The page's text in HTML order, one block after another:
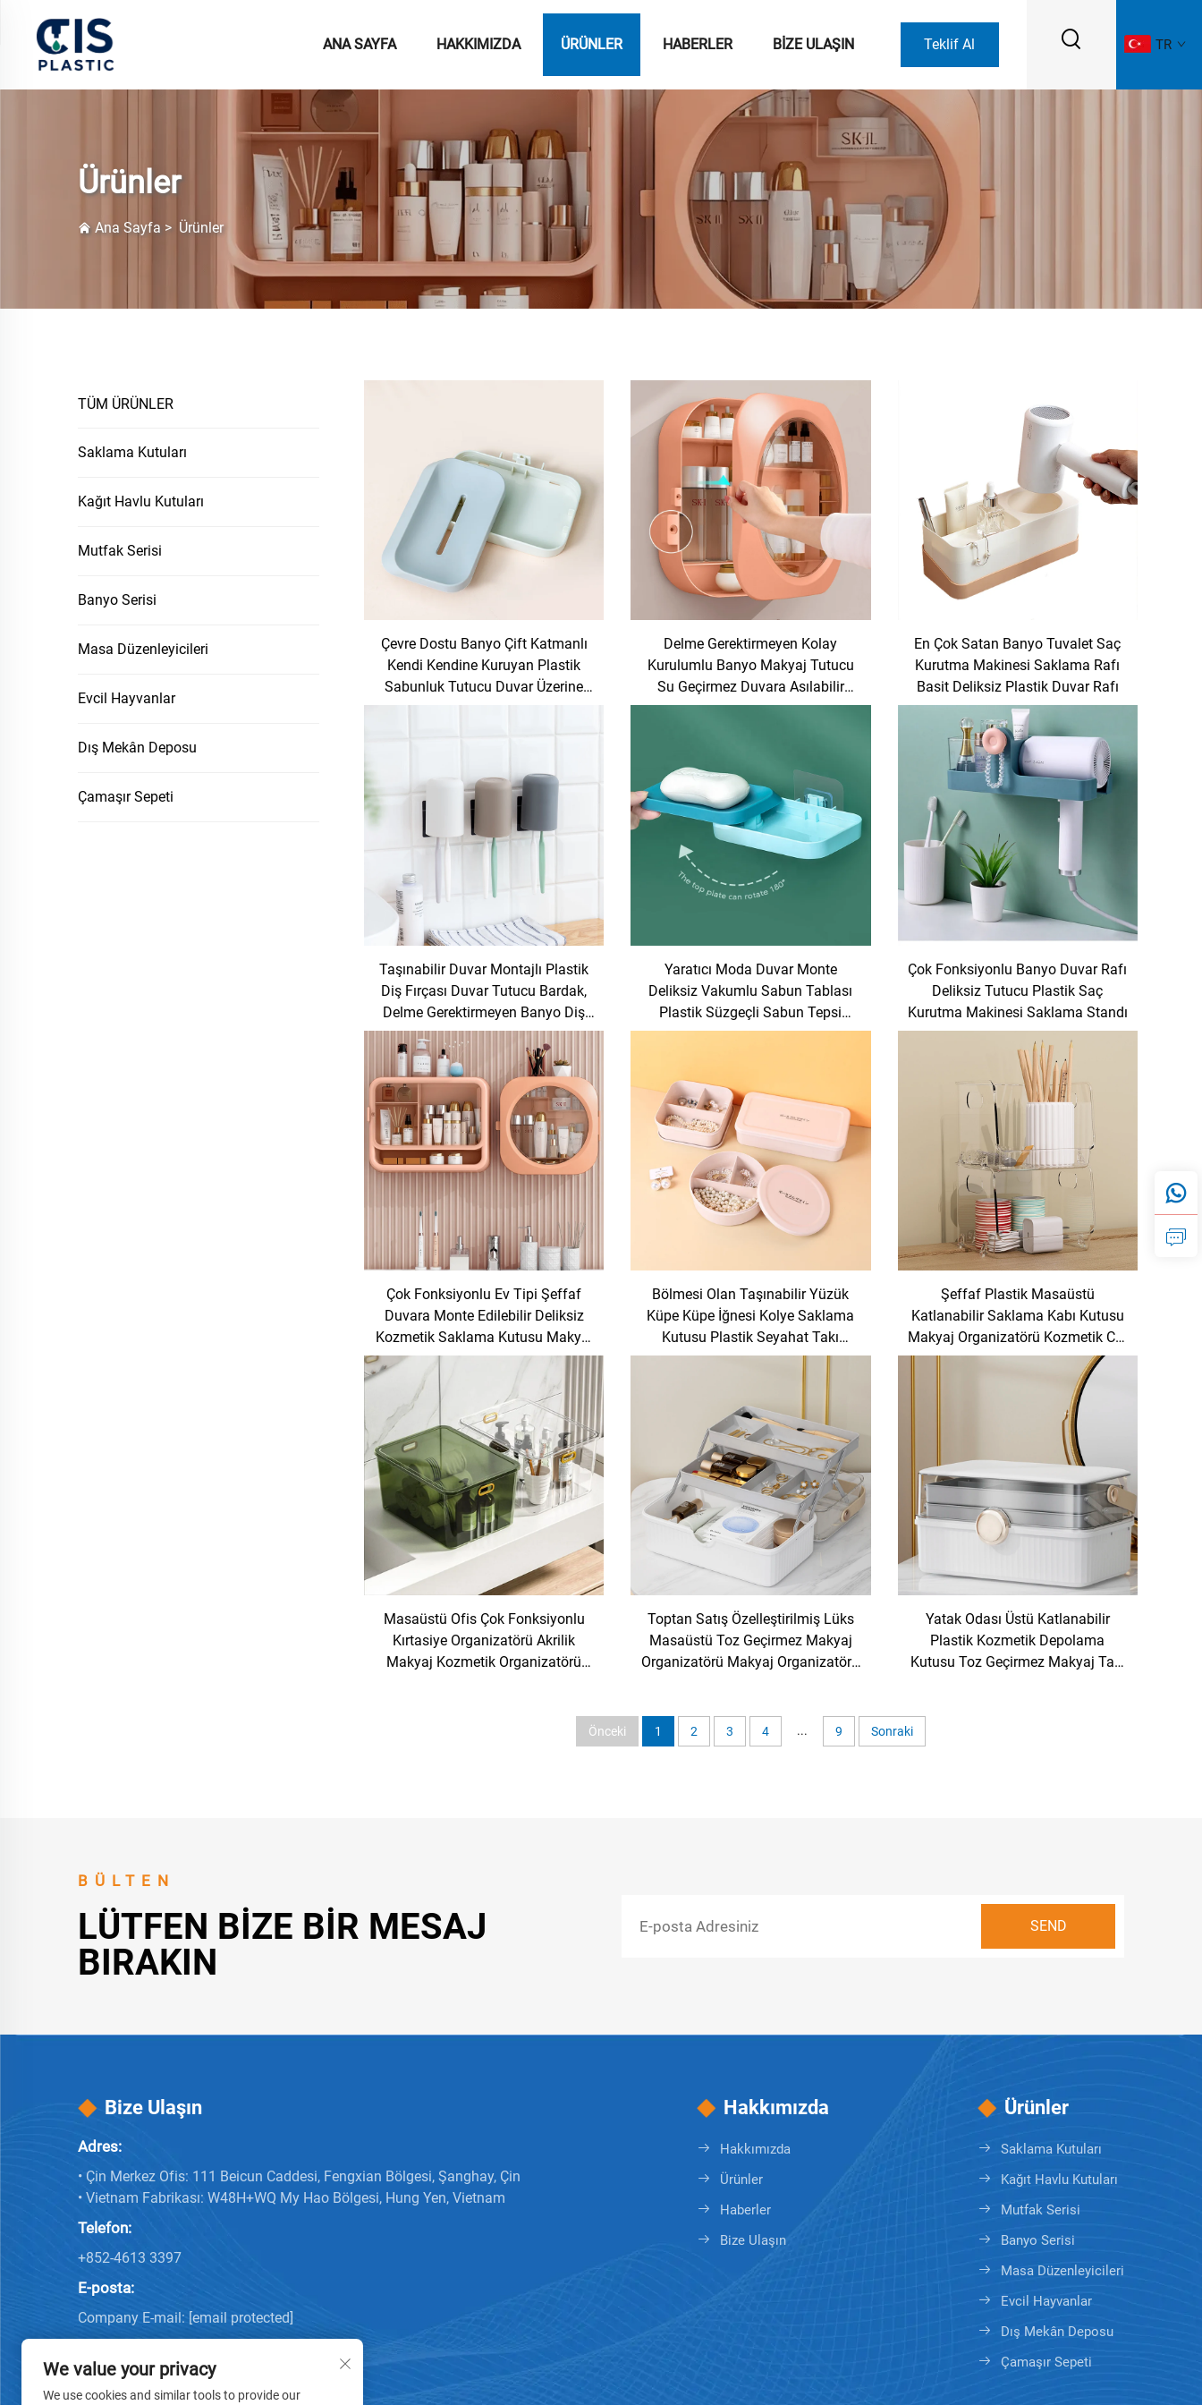
ANA SAYFA HAKKIMIZDA ÜRÜNLER HABERLER BIZE ULAŞIN Teklif Al TR
Ürünler
Ana Sayfa > Ürünler
TÜM ÜRÜNLER
Saklama Kutuları
Kağıt Havlu Kutuları
Mutfak Serisi
Banyo Serisi
Masa Düzenleyicileri
Evcil Hayvanlar
Dış Mekân Deposu
Çamaşır Sepeti
Çevre Dostu Banyo Çift Katmanlı
Kendi Kendine Kuruyan Plastik
Sabunluk Tutucu Duvar Üzerine
Montajlanabilir Sabun Kutusu
Delme Gerektirmeyen Kolay
Kurulumlu Banyo Makyaj Tutucu
Su Geçirmez Duvara Asılabilir
Kozmetik Organizatörü Banyo
En Çok Satan Banyo Tuvalet Saç
Kurutma Makinesi Saklama Rafı
Basit Deliksiz Plastik Duvar Rafı
Taşınabilir Duvar Montajlı Plastik
Diş Fırçası Duvar Tutucu Bardak,
Delme Gerektirmeyen Banyo Diş
Fırçası Tutucu
Yaratıcı Moda Duvar Monte
Deliksiz Vakumlu Sabun Tablası
Plastik Süzgeçli Sabun Tepsi
Tutucu
Çok Fonksiyonlu Banyo Duvar Rafı
Deliksiz Tutucu Plastik Saç
Kurutma Makinesi Saklama Standı
Çok Fonksiyonlu Ev Tipi Şeffaf
Duvara Monte Edilebilir Deliksiz
Kozmetik Saklama Kutusu Makyaj
Organizatörü
Bölmesi Olan Taşınabilir Yüzük
Küpe Küpe İğnesi Kolye Saklama
Kutusu Plastik Seyahat Takı
Kutusu Organizatörü
Şeffaf Plastik Masaüstü
Katlanabilir Saklama Kabı Kutusu
Makyaj Organizatörü Kozmetik Cilt
Bakımı Ürünleri Organizatörü
Masaüstü Ofis Çok Fonksiyonlu
Kırtasiye Organizatörü Akrilik
Makyaj Kozmetik Organizatörü
Toptan Satış Özelleştirilmiş Lüks
Masaüstü Toz Geçirmez Makyaj
Organizatörü Makyaj Organizatörü
Yatak Odası Üstü Katlanabilir
Plastik Kozmetik Depolama
Kutusu Toz Geçirmez Makyaj Takı
Önceki 1 2 3 4 ... 9 Sonraki
BÜLTEN
LÜTFEN BIZE BIR MESAJ
BIRAKIN
Bize Ulaşın
Adres:
• Çin Merkez Ofis: 111 Beicun Caddesi, Fengxian Bölgesi, Şanghay, Çin
• Vietnam Fabrikası: W48H+WQ My Hao Bölgesi, Hung Yen, Vietnam
Telefon:
+852-4613 3397
E-posta:
Company E-mail: [email protected]
Hakkımızda
Hakkımızda
Ürünler
Haberler
Bize Ulaşın
Ürünler
Saklama Kutuları
Kağıt Havlu Kutuları
Mutfak Serisi
Banyo Serisi
Masa Düzenleyicileri
Evcil Hayvanlar
Dış Mekân Deposu
Çamaşır Sepeti
We value your privacy
We use cookies and similar tools to provide our